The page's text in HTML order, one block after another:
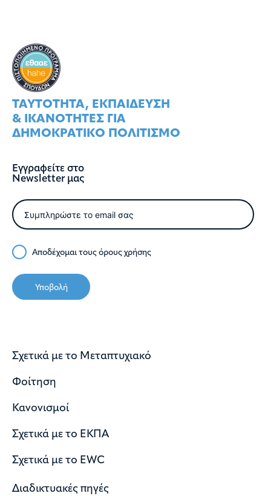
Σχετικά με το Μεταπτυχιακό
Φοίτηση
Κανονισμοί
Σχετικά με το ΕΚΠΑ
Σχετικά με το EWC
Διαδικτυακές πηγές
ΤΑΥΤOΤΗΤΑ, ΕΚΠΑIΔΕΥΣΗ
& ΙΚΑΝOΤΗΤΕΣ ΓΙΑ
ΔΗΜΟΚΡΑΤΙΚO ΠΟΛΙΤΙΣΜO
Εγγραφείτε στο
Newsletter μας
Αποδέχομαι τους όρους χρήσης
Υποβολή